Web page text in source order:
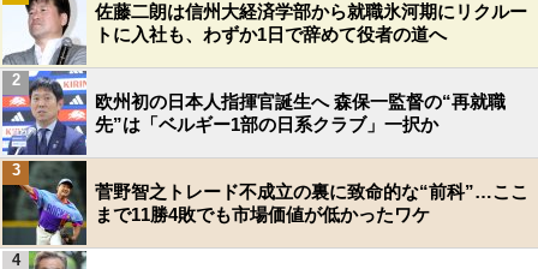
佐藤二朗は信州大経済学部から就職氷河期にリクルー
トに入社も、わずか1日で辞めて役者の道へ
欧州初の日本人指揮官誕生へ 森保一監督の“再就職
先”は「ベルギー1部の日系クラブ」一択か
2
菅野智之トレード不成立の裏に致命的な“前科”…ここ
まで11勝4敗でも市場価値が低かったワケ
3
4